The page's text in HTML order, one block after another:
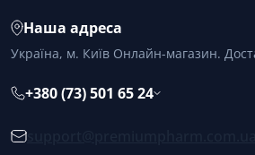
Наша адреса
Україна, м. Київ Онлайн-магазин.
+380 (73) 501 65 24